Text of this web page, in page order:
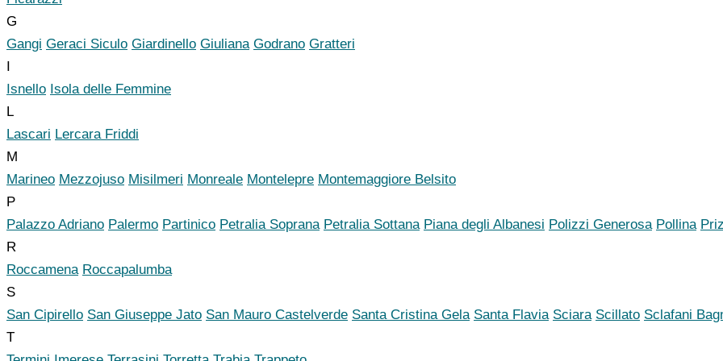
G
Gangi Geraci Siculo Giardinello Giuliana Godrano Gratteri
I
Isnello Isola delle Femmine
L
Lascari Lercara Friddi
M
Marineo Mezzojuso Misilmeri Monreale Montelepre Montemaggiore Belsito
P
Palazzo Adriano Palermo Partinico Petralia Soprana Petralia Sottana Piana degli Albanesi Polizzi Generosa Pollina
R
Roccamena Roccapalumba
S
San Cipirello San Giuseppe Jato San Mauro Castelverde Santa Cristina Gela Santa Flavia Sciara Scillato Sclafani
T